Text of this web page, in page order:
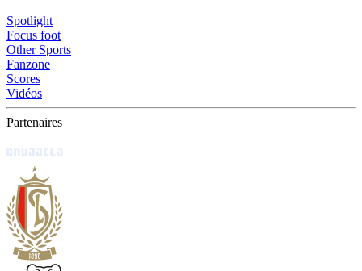
Spotlight
Focus foot
Other Sports
Fanzone
Scores
Vidéos
Partenaires